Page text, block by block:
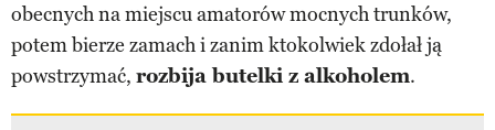
obecnych na miejscu amatorów mocnych trunków,
potem bierze zamach i zanim ktokolwiek zdołał ją
powstrzymać, rozbija butelki z alkoholem.